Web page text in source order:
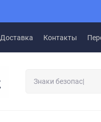
Доставка Контакты